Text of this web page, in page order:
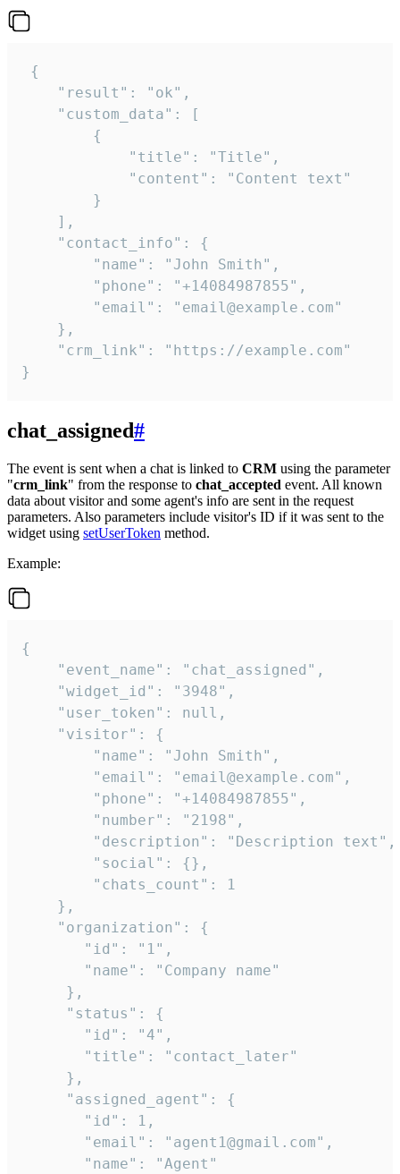
{
    "result": "ok",
    "custom_data": [
        {
            "title": "Title",
            "content": "Content text"
        }
    ],
    "contact_info": {
        "name": "John Smith",
        "phone": "+14084987855",
        "email": "email@example.com"
    },
    "crm_link": "https://example.com"
}
chat_assigned#
The event is sent when a chat is linked to CRM using the parameter
"crm_link" from the response to chat_accepted event. All known
data about visitor and some agent's info are sent in the request
parameters. Also parameters include visitor's ID if it was sent to the
widget using setUserToken method.
Example:
{
    "event_name": "chat_assigned",
    "widget_id": "3948",
    "user_token": null,
    "visitor": {
        "name": "John Smith",
        "email": "email@example.com",
        "phone": "+14084987855",
        "number": "2198",
        "description": "Description text",
        "social": {},
        "chats_count": 1
    },
    "organization": {
       "id": "1",
       "name": "Company name"
     },
     "status": {
       "id": "4",
       "title": "contact_later"
     },
     "assigned_agent": {
       "id": 1,
       "email": "agent1@gmail.com",
       "name": "Agent"